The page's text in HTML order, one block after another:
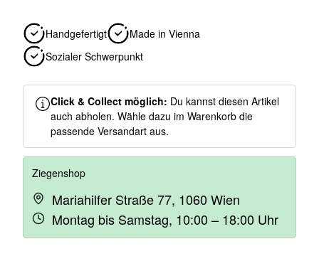
Handgefertigt
Made in Vienna
Sozialer Schwerpunkt
Click & Collect möglich: Du kannst diesen Artikel
auch abholen. Wähle dazu im Warenkorb die
passende Versandart aus.
Ziegenshop
Mariahilfer Straße 77, 1060 Wien
Montag bis Samstag, 10:00 – 18:00 Uhr